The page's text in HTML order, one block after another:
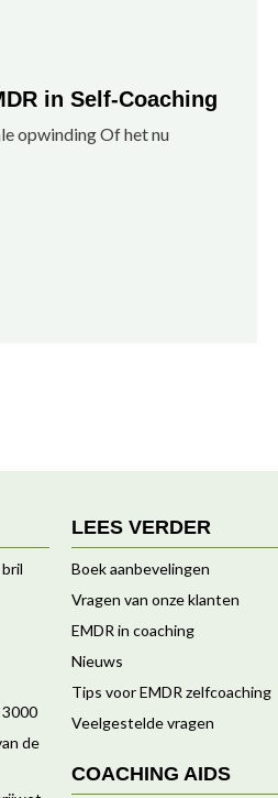
in Self-Coaching
opwinding Of het nu
de
LEES VERDER
Boek aanbevelingen
Vragen van onze klanten
EMDR in coaching
Nieuws
Tips voor EMDR zelfcoaching
Veelgestelde vragen
COACHING AIDS